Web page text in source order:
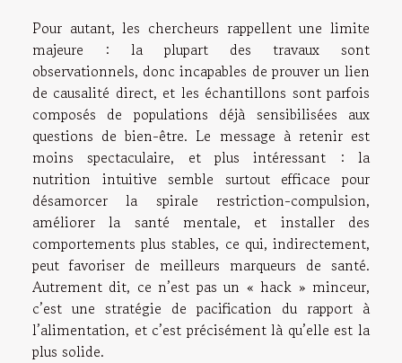
Pour autant, les chercheurs rappellent une limite
majeure : la plupart des travaux sont
observationnels, donc incapables de prouver un lien
de causalité direct, et les échantillons sont parfois
composés de populations déjà sensibilisées aux
questions de bien-être. Le message à retenir est
moins spectaculaire, et plus intéressant : la
nutrition intuitive semble surtout efficace pour
désamorcer la spirale restriction-compulsion,
améliorer la santé mentale, et installer des
comportements plus stables, ce qui, indirectement,
peut favoriser de meilleurs marqueurs de santé.
Autrement dit, ce n’est pas un « hack » minceur,
c’est une stratégie de pacification du rapport à
l’alimentation, et c’est précisément là qu’elle est la
plus solide.